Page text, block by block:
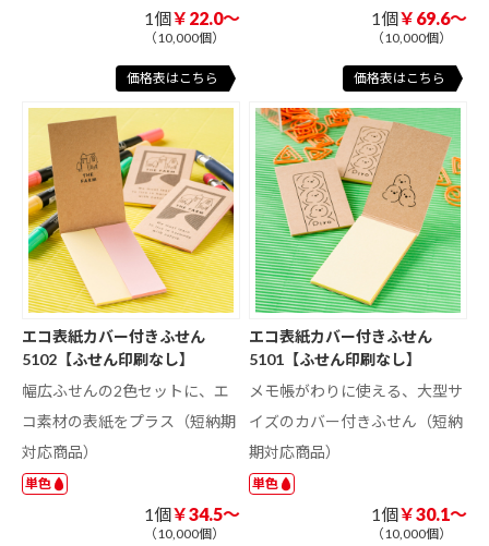
1個￥22.0～
（10,000個）
価格表はこちら
1個￥69.6～
（10,000個）
価格表はこちら
エコ表紙カバー付きふせん
5102【ふせん印刷なし】
幅広ふせんの2色セットに、エ
コ素材の表紙をプラス（短納期
対応商品）
単色
1個￥34.5～
（10,000個）
エコ表紙カバー付きふせん
5101【ふせん印刷なし】
メモ帳がわりに使える、大型サ
イズのカバー付きふせん（短納
期対応商品）
単色
1個￥30.1～
（10,000個）